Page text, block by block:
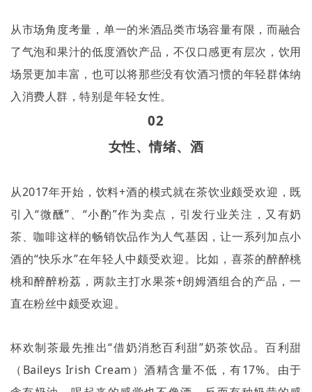
从市场角度考量，单一的米酒品类市场容量有限，而融合
了气泡和果汁的低度酒饮产品，不仅口感更有层次，饮用
场景更加丰富，也可以将那些没有饮酒习惯的年轻群体纳
入消费人群，特别是年轻女性。
02
女性、情绪、酒
从2017年开始，饮料+酒的模式就在茶饮业颇受欢迎，既
引入“微醺”、 “小酌”作为卖点，引发行业关注，又有奶
茶、咖啡这样的畅销饮品作为人气基因，让一系列加点小
酒的“快乐水”在年轻人中颇受欢迎。比如，喜茶的醉醉桃
桃和醉醉粉荔，两款主打水果茶+朗姆酒组合的产品，一
直在粉丝中颇受欢迎。
杯欢制茶最先推出“借奶消愁百利甜”奶茶饮品。百利甜
（ Baileys Irish Cream ）酒精含量不低，有17%。由于